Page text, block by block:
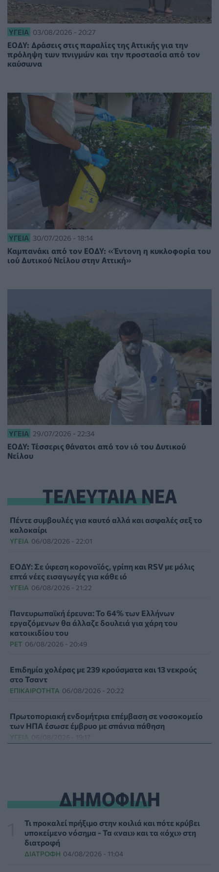
ΥΓΕΊΑ 03/08/2026 - 20:27
ΕΟΔΥ: Δράσεις στις παραλίες της Αττικής για την
πρόληψη των πνιγμών και την προστασία από τον
καύσωνα
ΥΓΕΊΑ 30/07/2026 - 18:14
Καμπανάκι από τον ΕΟΔΥ: «Έντονη η κυκλοφορία του
ιού Δυτικού Νείλου στην Αττική»
ΥΓΕΊΑ 29/07/2026 - 22:34
ΕΟΔΥ: Τέσσερις θάνατοι από τον ιό του Δυτικού
Νείλου
ΤΕΛΕΥΤΑΙΑ ΝΕΑ
Πέντε συμβουλές για καυτό αλλά και ασφαλές σεξ το
καλοκαίρι
ΥΓΕΊΑ 06/08/2026 - 22:01
ΕΟΔΥ: Σε ύφεση κορονοϊός, γρίπη και RSV με μόλις
επτά νέες εισαγωγές για κάθε ιό
ΥΓΕΊΑ 06/08/2026 - 21:22
Πανευρωπαϊκή έρευνα: Το 64% των Ελλήνων
εργαζόμενων θα άλλαζε δουλειά για χάρη του
κατοικιδίου του
PET 06/08/2026 - 20:49
Επιδημία χολέρας με 239 κρούσματα και 13 νεκρούς
στο Τσαντ
ΕΠΙΚΑΙΡΌΤΗΤΑ 06/08/2026 - 20:22
Πρωτοποριακή ενδομήτρια επέμβαση σε νοσοκομείο
των ΗΠΑ έσωσε έμβρυο με σπάνια πάθηση
ΥΓΕΊΑ 06/08/2026 - 19:17
Διαβητική αμφιβληστροειδοπάθεια: «Σιωπηλός»
κίνδυνος για την όραση των ασθενών
HEALTH TALK 06/08/2026 - 17:34
Γιατί οι γιατροί διστάζουν να γράψουν ορμονική
ΔΗΜΟΦΙΛΗ
Τι προκαλεί πρήξιμο στην κοιλιά και πότε κρύβει
υποκείμενο νόσημα - Τα «ναι» και τα «όχι» στη
διατροφή
ΔΙΑΤΡΟΦΉ 04/08/2026 - 11:04